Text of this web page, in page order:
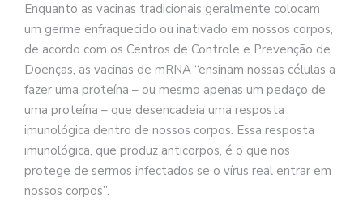
Enquanto as vacinas tradicionais geralmente colocam
um germe enfraquecido ou inativado em nossos corpos,
de acordo com os Centros de Controle e Prevenção de
Doenças, as vacinas de mRNA “ensinam nossas células a
fazer uma proteína – ou mesmo apenas um pedaço de
uma proteína – que desencadeia uma resposta
imunológica dentro de nossos corpos. Essa resposta
imunológica, que produz anticorpos, é o que nos
protege de sermos infectados se o vírus real entrar em
nossos corpos”.